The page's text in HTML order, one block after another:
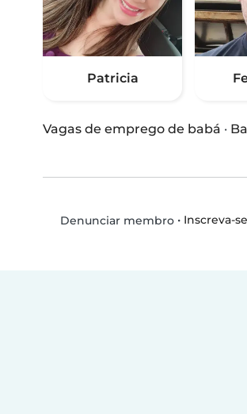
Patricia
Vagas de emprego de babá ·
Denunciar membro• Inscreva-